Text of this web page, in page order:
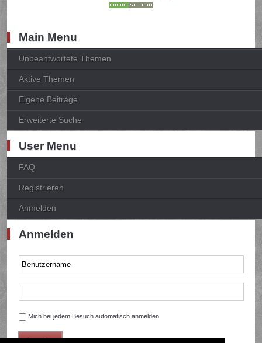
Main Menu
Unbeantwortete Themen
Aktive Themen
Eigene Beiträge
Erweiterte Suche
User Menu
FAQ
Registrieren
Anmelden
Anmelden
Mich bei jedem Besuch automatisch anmelden